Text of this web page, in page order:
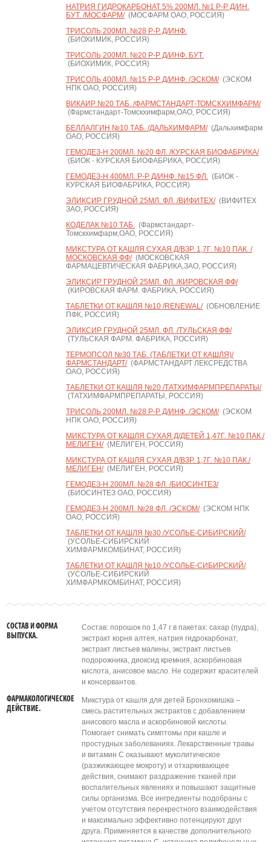
НАТРИЯ ГИДРОКАРБОНАТ 5% 200МЛ. №1 Р-Р Д/ИН.
БУТ. /МОСФАРМ/(МОСФАРМ ОАО, РОССИЯ)
ТРИСОЛЬ 200МЛ. №28 Р-Р Д/ИНФ.
(БИОХИМИК, РОССИЯ)
ТРИСОЛЬ 200МЛ. №20 Р-Р Д/ИНФ. БУТ.
(БИОХИМИК, РОССИЯ)
ТРИСОЛЬ 400МЛ. №15 Р-Р Д/ИНФ. /ЭСКОМ/(ЭСКОМ
НПК ОАО, РОССИЯ)
ВИКАИР №20 ТАБ. /ФАРМСТАНДАРТ-ТОМСКХИМФАРМ/
(Фармстандарт-Томскхимфарм,ОАО, РОССИЯ)
БЕЛЛАЛГИН №10 ТАБ. /ДАЛЬХИМФАРМ/(Дальхимфарм
ОАО, РОССИЯ)
ГЕМОДЕЗ-Н 200МЛ. №20 ФЛ. /КУРСКАЯ БИОФАБРИКА/
(БИОК - КУРСКАЯ БИОФАБРИКА, РОССИЯ)
ГЕМОДЕЗ-Н 400МЛ. Р-Р Д/ИНФ. №15 ФЛ.(БИОК -
КУРСКАЯ БИОФАБРИКА, РОССИЯ)
ЭЛИКСИР ГРУДНОЙ 25МЛ. ФЛ. /ВИФИТЕХ/(ВИФИТЕХ
ЗАО, РОССИЯ)
КОДЕЛАК №10 ТАБ.(Фармстандарт-
Томскхимфарм,ОАО, РОССИЯ)
МИКСТУРА ОТ КАШЛЯ СУХАЯ Д/ВЗР. 1,7Г. №10 ПАК. /
МОСКОВСКАЯ ФФ/(МОСКОВСКАЯ
ФАРМАЦЕВТИЧЕСКАЯ ФАБРИКА,ЗАО, РОССИЯ)
ЭЛИКСИР ГРУДНОЙ 25МЛ. ФЛ. /КИРОВСКАЯ ФФ/
(КИРОВСКАЯ ФАРМ. ФАБРИКА, РОССИЯ)
ТАБЛЕТКИ ОТ КАШЛЯ №10 /RENEWAL/(ОБНОВЛЕНИЕ
ПФК, РОССИЯ)
ЭЛИКСИР ГРУДНОЙ 25МЛ. ФЛ. /ТУЛЬСКАЯ ФФ/
(ТУЛЬСКАЯ ФАРМ. ФАБРИКА, РОССИЯ)
ТЕРМОПСОЛ №30 ТАБ. (ТАБЛЕТКИ ОТ КАШЛЯ)/
ФАРМСТАНДАРТ/(ФАРМСТАНДАРТ ЛЕКСРЕДСТВА
ОАО, РОССИЯ)
ТАБЛЕТКИ ОТ КАШЛЯ №20 /ТАТХИМФАРМПРЕПАРАТЫ/
(ТАТХИМФАРМПРЕПАРАТЫ, РОССИЯ)
ТРИСОЛЬ 200МЛ. №28 Р-Р Д/ИНФ. /ЭСКОМ/(ЭСКОМ
НПК ОАО, РОССИЯ)
МИКСТУРА ОТ КАШЛЯ СУХАЯ Д/ДЕТЕЙ 1,47Г. №10 ПАК./
МЕЛИГЕН/(МЕЛИГЕН, РОССИЯ)
МИКСТУРА ОТ КАШЛЯ СУХАЯ Д/ВЗР. 1,7Г. №10 ПАК./
МЕЛИГЕН/(МЕЛИГЕН, РОССИЯ)
ГЕМОДЕЗ-Н 200МЛ. №28 ФЛ. /БИОСИНТЕЗ/
(БИОСИНТЕЗ ОАО, РОССИЯ)
ГЕМОДЕЗ-Н 200МЛ. №28 ФЛ. /ЭСКОМ/(ЭСКОМ НПК
ОАО, РОССИЯ)
ТАБЛЕТКИ ОТ КАШЛЯ №30 /УСОЛЬЕ-СИБИРСКИЙ/
(УСОЛЬЕ-СИБИРСКИЙ
ХИМФАРМКОМБИНАТ, РОССИЯ)
ТАБЛЕТКИ ОТ КАШЛЯ №10 /УСОЛЬЕ-СИБИРСКИЙ/
(УСОЛЬЕ-СИБИРСКИЙ
ХИМФАРМКОМБИНАТ, РОССИЯ)
СОСТАВ И ФОРМА
ВЫПУСКА.
Состав: порошок по 1,47 г в пакетах: сахар (пудра),
экстракт корня алтея, натрия гидрокарбонат,
экстракт листьев малины, экстракт листьев
подорожника, диоксид кремния, аскорбиновая
кислота, анисовое масло. Не содержит красителей
и консервантов.
ФАРМАКОЛОГИЧЕСКОЕ
ДЕЙСТВИЕ.
Микстура от кашля для детей Бронхомишка –
смесь растительных экстрактов с добавлением
анисового масла и аскорбиновой кислоты.
Помогает снимать симптомы при кашле и
простудных заболеваниях. Лекарственные травы
и витамин С оказывают муколитическое
(разжижающее мокроту) и отхаркивающее
действия, снимают раздражение тканей при
воспалительных явлениях и повышают защитные
силы организма. Все ингредиенты подобраны с
учетом отсутствия перекрестного взаимодействия
и максимально эффективно потенцируют друг
друга. Применяется в качестве дополнительного